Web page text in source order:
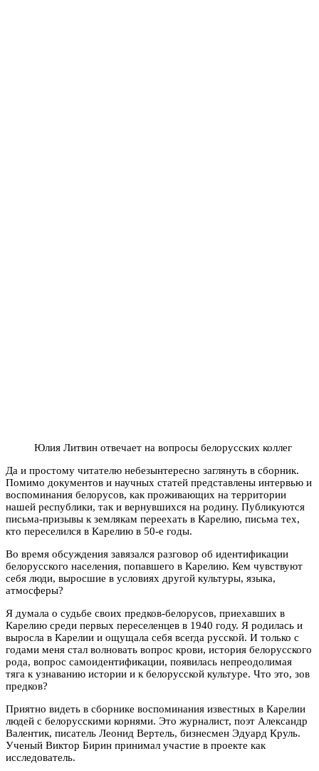
Юлия Литвин отвечает на вопросы белорусских коллег
Да и простому читателю небезынтересно заглянуть в сборник.
Помимо документов и научных статей представлены интервью и
воспоминания белорусов, как проживающих на территории
нашей республики, так и вернувшихся на родину. Публикуются
письма-призывы к землякам переехать в Карелию, письма тех,
кто переселился в Карелию в 50-е годы.
Во время обсуждения завязался разговор об идентификации
белорусского населения, попавшего в Карелию. Кем чувствуют
себя люди, выросшие в условиях другой культуры, языка,
атмосферы?
Я думала о судьбе своих предков-белорусов, приехавших в
Карелию среди первых переселенцев в 1940 году. Я родилась и
выросла в Карелии и ощущала себя всегда русской. И только с
годами меня стал волновать вопрос крови, история белорусского
рода, вопрос самоидентификации, появилась непреодолимая
тяга к узнаванию истории и к белорусской культуре. Что это, зов
предков?
Приятно видеть в сборнике воспоминания известных в Карелии
людей с белорусскими корнями. Это журналист, поэт Александр
Валентик, писатель Леонид Вертель, бизнесмен Эдуард Круль.
Ученый Виктор Бирин принимал участие в проекте как
исследователь.